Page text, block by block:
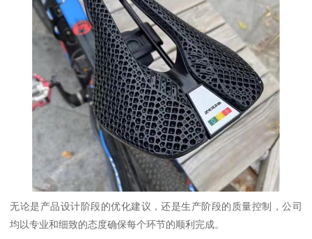
无论是产品设计阶段的优化建议，还是生产阶段的质量控制，公司
均以专业和细致的态度确保每个环节的顺利完成。